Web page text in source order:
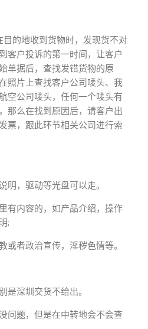
的地收到货物时，发现货不对
客户投诉的第一时间，让客户
单据后，查找发错货物的原
照片上查找客户公司唛头、我
空公司唛头，任何一个唛头有
那么在找到原因后，请客户出
票，跟此环节相关公司进行索
明，驱动等光盘可以走。
有内容的，如产品介绍，操作
;
或者政治宣传，淫秽色情等。
是深圳交货不给出。
问题，但是在中转地会不会查